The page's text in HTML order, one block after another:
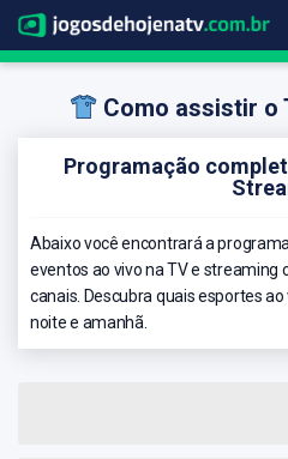
Como assistir o
Programação
Abaixo você encontrará a
eventos ao vivo na TV e streaming
canais. Descubra quais esportes
noite e amanhã.